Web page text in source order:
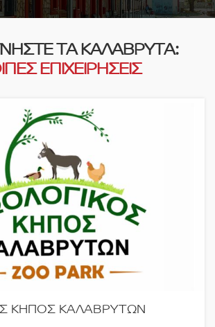
ΤΑ ΚΑΛΑΒΡΥΤΑ:
ΕΠΙΧΕΙΡΗΣΕΙΣ
ΚΗΠΟΣ ΚΑΛΑΒΡΥΤΩΝ